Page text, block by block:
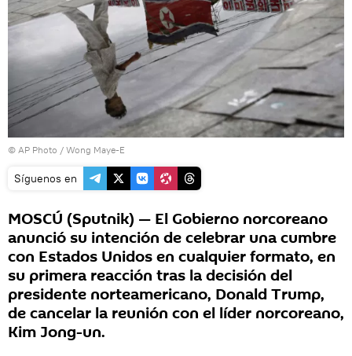
© AP Photo / Wong Maye-E
Síguenos en
MOSCÚ (Sputnik) — El Gobierno norcoreano
anunció su intención de celebrar una cumbre
con Estados Unidos en cualquier formato, en
su primera reacción tras la decisión del
presidente norteamericano, Donald Trump,
de cancelar la reunión con el líder norcoreano,
Kim Jong-un.